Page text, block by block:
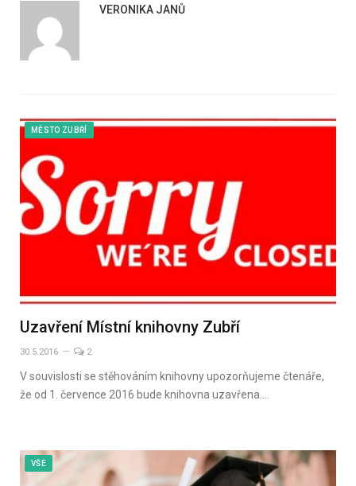
VERONIKA JANŮ
MĚSTO ZUBŘÍ
Uzavření Místní knihovny Zubří
30.5.2016 2
V souvislosti se stěhováním knihovny upozorňujeme čtenáře,
že od 1. července 2016 bude knihovna uzavřena.…
VŠE